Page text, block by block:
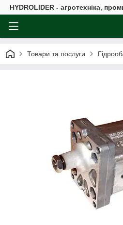
HYDROLIDER - агротехніка,
Товари та послуги